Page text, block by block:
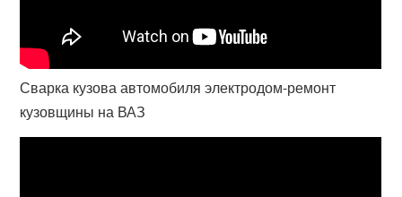
Сварка кузова автомобиля электродом-ремонт
кузовщины на ВАЗ